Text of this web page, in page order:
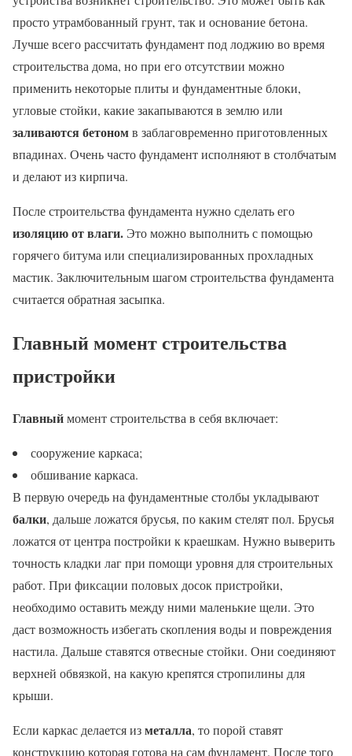
просто утрамбованный грунт, так и основание бетона.
Лучше всего рассчитать фундамент под лоджию во время
строительства дома, но при его отсутствии можно
применить некоторые плиты и фундаментные блоки,
угловые стойки, какие закапываются в землю или
заливаются бетономв заблаговременно приготовленных
впадинах. Очень часто фундамент исполняют в столбчатым
и делают из кирпича.
После строительства фундамента нужно сделать его
изоляцию от влаги. Это можно выполнить с помощью
горячего битума или специализированных прохладных
мастик. Заключительным шагом строительства фундамента
считается обратная засыпка.
Главный момент строительства
пристройки
Главныймомент строительства в себя включает:
сооружение каркаса;
обшивание каркаса.
В первую очередь на фундаментные столбы укладывают
балки, дальше ложатся брусья, по каким стелят пол. Брусья
ложатся от центра постройки к краешкам. Нужно выверить
точность кладки лаг при помощи уровня для строительных
работ. При фиксации половых досок пристройки,
необходимо оставить между ними маленькие щели. Это
даст возможность избегать скопления воды и повреждения
настила. Дальше ставятся отвесные стойки. Они соединяют
верхней обвязкой, на какую крепятся стропилины для
крыши.
Если каркас делается изметалла, то порой ставят
конструкцию которая готова на сам фундамент. После того